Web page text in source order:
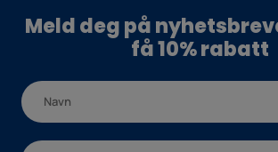
Meld deg på
få 10% rabatt